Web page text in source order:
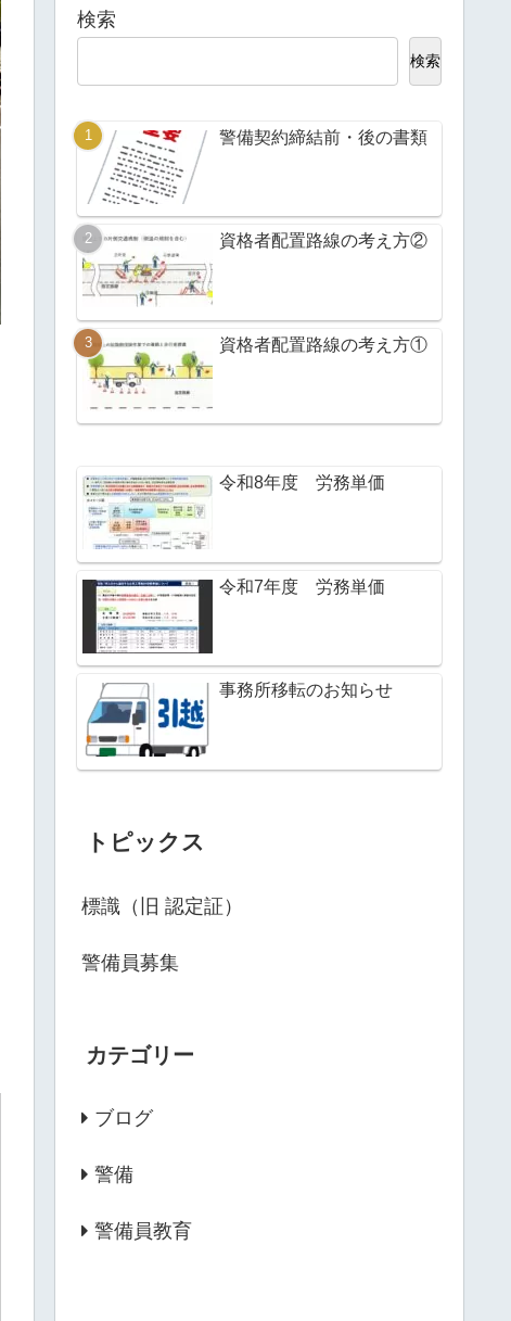
検索
検索
警備契約締結前・後の書類
資格者配置路線の考え方②
資格者配置路線の考え方①
令和8年度 労務単価
令和7年度 労務単価
事務所移転のお知らせ
トピックス
標識（旧 認定証）
警備員募集
カテゴリー
ブログ
警備
警備員教育